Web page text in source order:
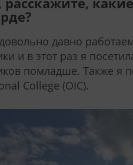
давно
и в этот раз я
помладше. Также я
College (OIC).